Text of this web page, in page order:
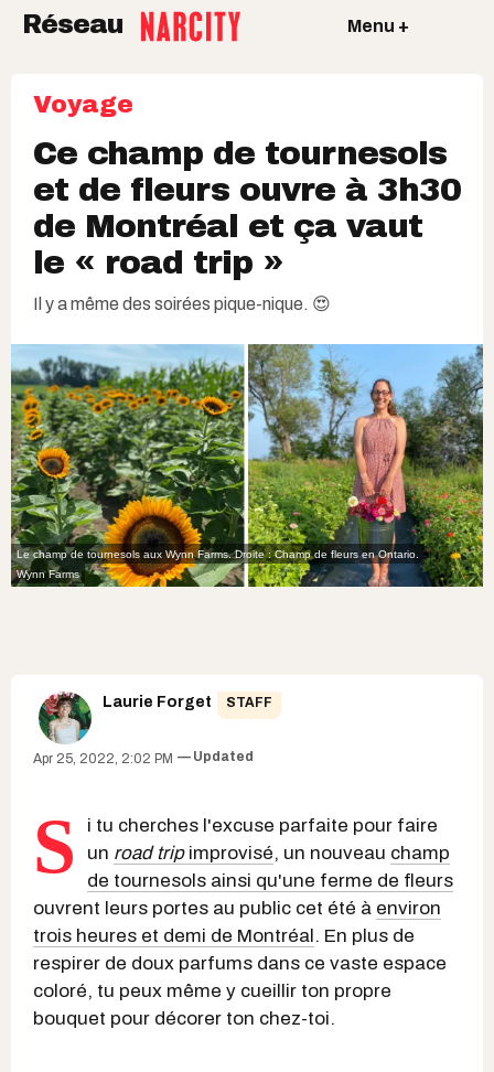
Réseau Menu +
Voyage
Ce champ de tournesols
et de fleurs ouvre à 3h30
de Montréal et ça vaut
le « road trip »
Il y a même des soirées pique-nique. 😍
Le champ de tournesols aux Wynn Farms. Droite : Champ de fleurs en Ontario.
Wynn Farms
Laurie Forget STAFF
Apr 25, 2022, 2:02 PM Updated
S
i tu cherches l'excuse parfaite pour faire
un road tripimprovisé, un nouveau champ
de tournesols ainsi qu'une ferme de fleurs
ouvrent leurs portes au public cet été à environ
trois heures et demi de Montréal. En plus de
respirer de doux parfums dans ce vaste espace
coloré, tu peux même y cueillir ton propre
bouquet pour décorer ton chez-toi.